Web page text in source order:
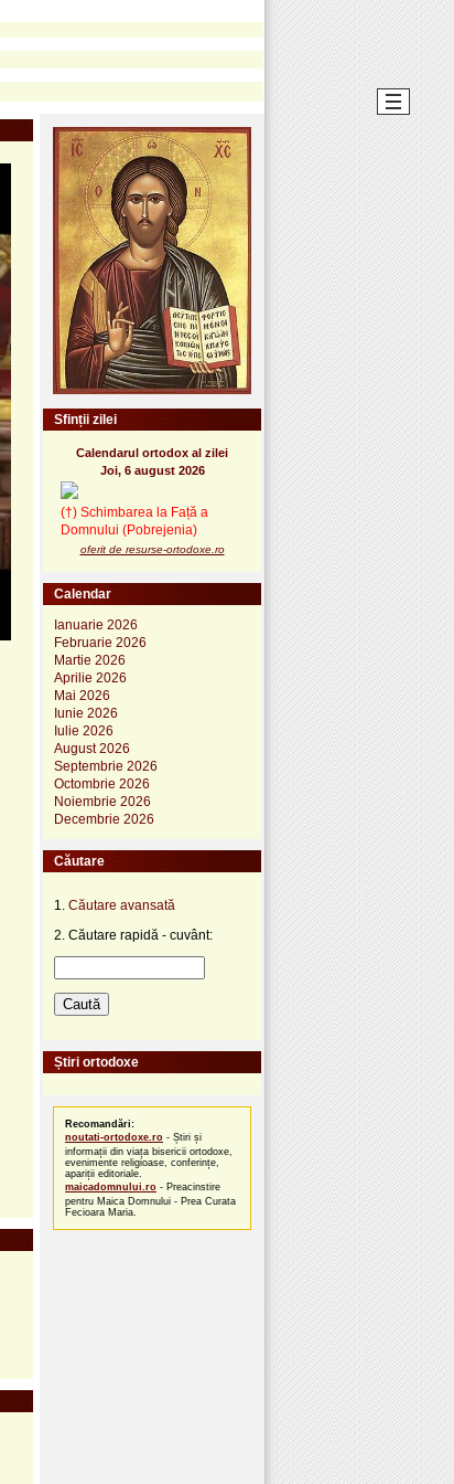
Sfinții zilei
Calendarul ortodox al zilei
Joi, 6 august 2026
(†) Schimbarea la Față a
Domnului (Pobrejenia)
oferit de resurse-ortodoxe.ro
Calendar
Ianuarie 2026
Februarie 2026
Martie 2026
Aprilie 2026
Mai 2026
Iunie 2026
Iulie 2026
August 2026
Septembrie 2026
Octombrie 2026
Noiembrie 2026
Decembrie 2026
Căutare
1. Căutare avansată
2. Căutare rapidă - cuvânt:
Știri ortodoxe
Recomandări:
noutati-ortodoxe.ro - Știri și
informații din viața bisericii ortodoxe,
evenimente religioase, conferințe,
apariții editoriale.
maicadomnului.ro - Preacinstire
pentru Maica Domnului - Prea Curata
Fecioara Maria.